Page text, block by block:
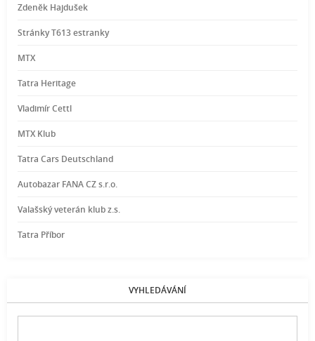
Zdeněk Hajdušek
Stránky T613 estranky
MTX
Tatra Heritage
Vladimír Cettl
MTX Klub
Tatra Cars Deutschland
Autobazar FANA CZ s.r.o.
Valašský veterán klub z.s.
Tatra Příbor
VYHLEDÁVÁNÍ